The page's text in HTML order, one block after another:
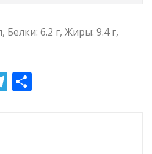
Белки: 6.2 г, Жиры: 9.4 г,
T